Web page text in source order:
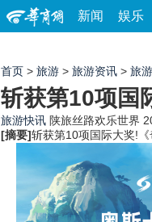
新闻 娱乐
首页 > 旅游 > 旅游资讯 > 旅
斩获第10项国
旅游快讯 陕旅丝路欢乐世界
[摘要]斩获第10项国际大奖!